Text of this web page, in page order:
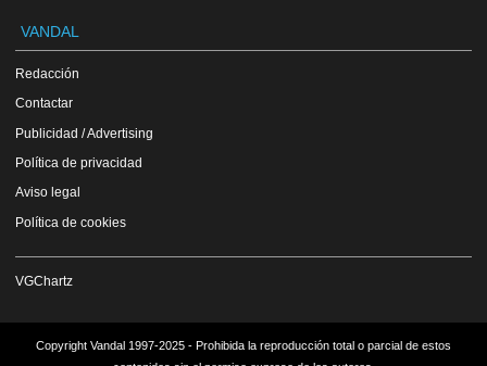
VANDAL
Redacción
Contactar
Publicidad / Advertising
Política de privacidad
Aviso legal
Política de cookies
VGChartz
Copyright Vandal 1997-2025 - Prohibida la reproducción total o parcial de estos